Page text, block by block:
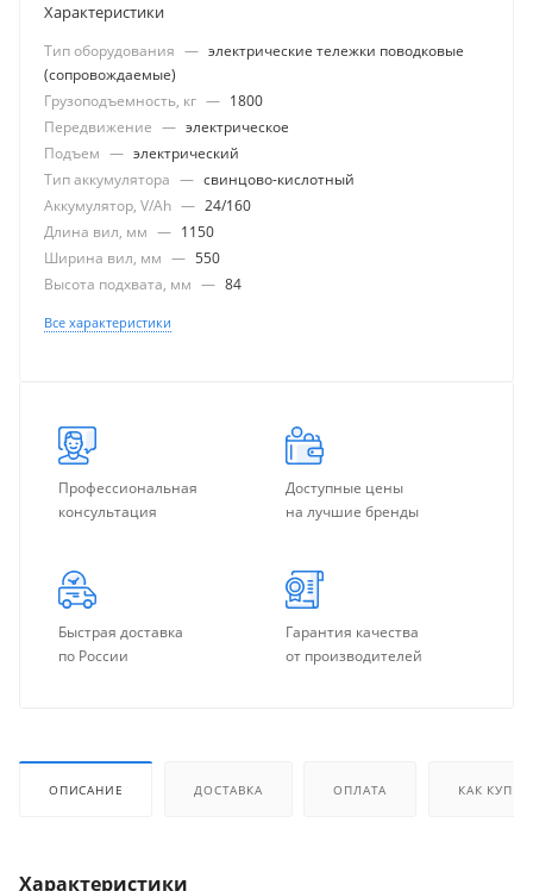
Характеристики
Тип оборудования — электрические тележки поводковые
(сопровождаемые)
Грузоподъемность, кг — 1800
Передвижение — электрическое
Подъем — электрический
Тип аккумулятора — свинцово-кислотный
Аккумулятор, V/Ah — 24/160
Длина вил, мм — 1150
Ширина вил, мм — 550
Высота подхвата, мм — 84
Все характеристики
Профессиональная
консультация
Доступные цены
на лучшие бренды
Быстрая доставка
по России
Гарантия качества
от производителей
ОПИСАНИЕ ДОСТАВКА ОПЛАТА КАК
Характеристики